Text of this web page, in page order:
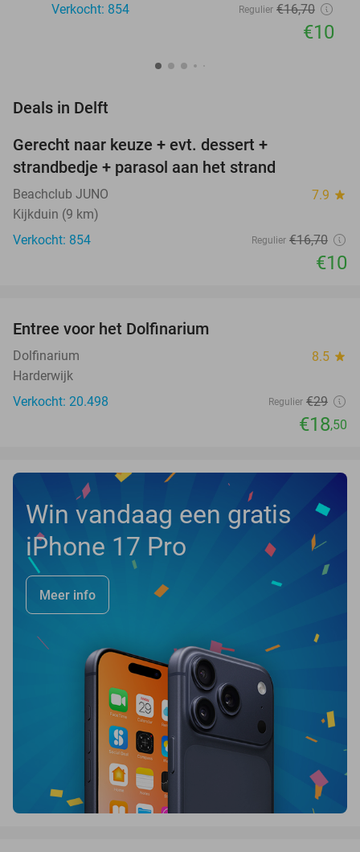
Verkocht: 854
Regulier €16,70
€10
Deals in Delft
Gerecht naar keuze + evt. dessert +
strandbedje + parasol aan het strand
Beachclub JUNO 7.9 star
Kijkduin (9 km)
Verkocht: 854
Regulier €16,70
€10
TODAY
Entree voor het Dolfinarium
Dolfinarium 8.5 star
Harderwijk
Verkocht: 20.498
Regulier €29
€18,50
Win vandaag een gratis
iPhone 17 Pro
Meer info